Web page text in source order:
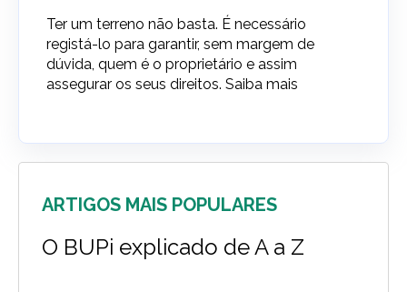
Ter um terreno não basta. É necessário
registá-lo para garantir, sem margem de
dúvida, quem é o proprietário e assim
assegurar os seus direitos. Saiba mais
ARTIGOS MAIS POPULARES
O BUPi explicado de A a Z